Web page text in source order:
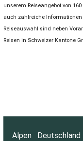
unserem Reiseangebot von
auch zahlreiche
Reiseauswahl sind neben
Reisen in Schweizer Kantone
Alpen Deutschland